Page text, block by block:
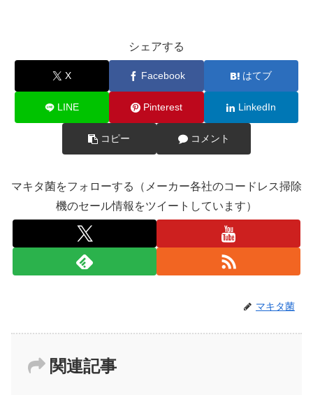
シェアする
X Facebook はてブ
LINE Pinterest LinkedIn
コピー コメント
マキタ菌をフォローする（メーカー各社のコードレス掃除
機のセール情報をツイートしています）
マキタ菌
関連記事